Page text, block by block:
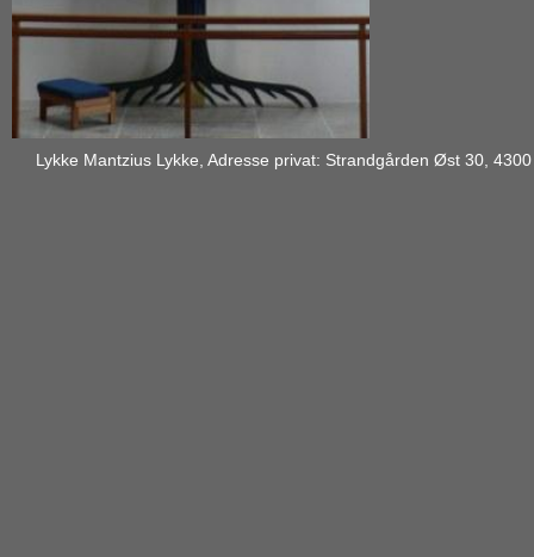
Lykke Mantzius Lykke, Adresse privat: Strandgården Øst 30,